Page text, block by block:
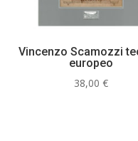
Vincenzo Scamozzi
europeo
38,00€